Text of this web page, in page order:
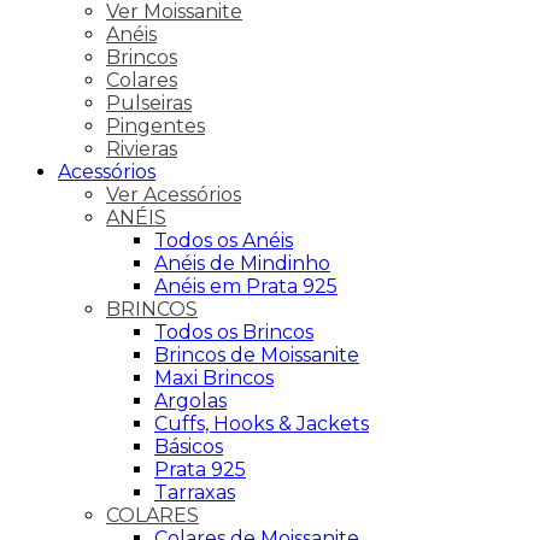
Ver Moissanite
Anéis
Brincos
Colares
Pulseiras
Pingentes
Rivieras
Acessórios
Ver Acessórios
ANÉIS
Todos os Anéis
Anéis de Mindinho
Anéis em Prata 925
BRINCOS
Todos os Brincos
Brincos de Moissanite
Maxi Brincos
Argolas
Cuffs, Hooks & Jackets
Básicos
Prata 925
Tarraxas
COLARES